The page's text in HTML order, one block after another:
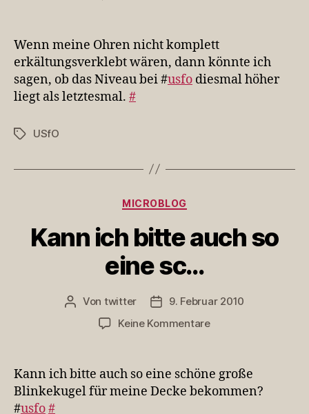
Ohren
nicht
komplet…
Wenn meine Ohren nicht komplett
erkältungsverklebt wären, dann könnte ich
sagen, ob das Niveau bei #usfo diesmal höher
liegt als letztesmal. #
Schlagwörter
USfO
Kategorien
MICROBLOG
Kann ich bitte auch so
eine sc…
Beitragsautor
Von twitter Veröffentlichungsdatum
9. Februar 2010
Keine Kommentarezu
bitte
auch
so
Kann ich bitte auch so eine schöne große
Blinkekugel für meine Decke bekommen?
#usfo#